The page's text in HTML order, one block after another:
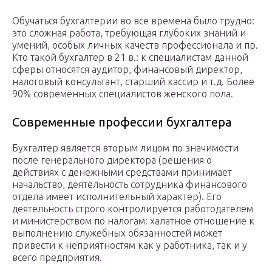
Обучаться бухгалтерии во все времена было трудно:
это сложная работа, требующая глубоких знаний и
умений, особых личных качеств профессионала и пр.
Кто такой бухгалтер в 21 в.: к специалистам данной
сферы относятся аудитор, финансовый директор,
налоговый консультант, старший кассир и т.д. Более
90% современных специалистов женского пола.
Современные профессии бухгалтера
Бухгалтер является вторым лицом по значимости
после генерального директора (решения о
действиях с денежными средствами принимает
начальство, деятельность сотрудника финансового
отдела имеет исполнительный характер). Его
деятельность строго контролируется работодателем
и министерством по налогам: халатное отношение к
выполнению служебных обязанностей может
привести к неприятностям как у работника, так и у
всего предприятия.